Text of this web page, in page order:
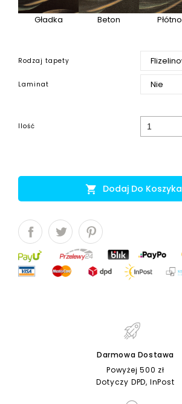
Gładka Beton Płótno
Rodzaj tapety
Laminat
Ilość
 Dodaj Do Koszyka
Darmowa Dostawa
Powyżej 500 zł
Dotyczy DPD, InPost